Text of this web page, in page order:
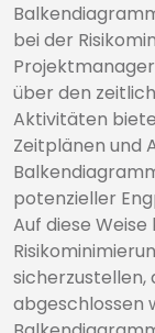
bei der
über den
Aktivitäten
Zeitplänen und
potenzieller
Auf diese
sicherzustellen,
abgeschlossen